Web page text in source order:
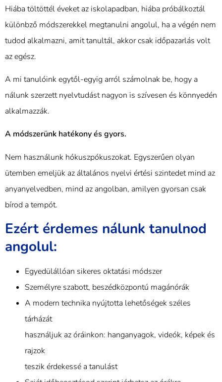
Hiába töltöttél éveket az iskolapadban, hiába próbálkoztál
különbző módszerekkel megtanulni angolul, ha a végén nem
tudod alkalmazni, amit tanultál, akkor csak időpazarlás volt
az egész.
A mi tanulóink egytől-egyig arról számolnak be, hogy a
nálunk szerzett nyelvtudást nagyon is szívesen és könnyedén
alkalmazzák.
A módszerünk hatékony és gyors.
Nem használunk hókuszpókuszokat. Egyszerűen olyan
ütemben emeljük az általános nyelvi értési szintedet mind az
anyanyelvedben, mind az angolban, amilyen gyorsan csak
bírod a tempót.
Ezért érdemes nálunk tanulnod
angolul:
Egyedülállóan sikeres oktatási módszer
Személyre szabott, beszédközpontú magánórák
A modern technika nyújtotta lehetőségek széles
tárházát
használjuk az óráinkon: hanganyagok, videók, képek és
rajzok
teszik érdekessé a tanulást